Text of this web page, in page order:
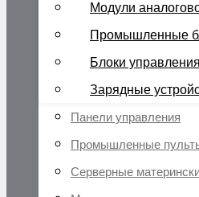
Модули
Промышленные
Блоки управления
Зарядные
Панели управления
Промышленные
Серверные